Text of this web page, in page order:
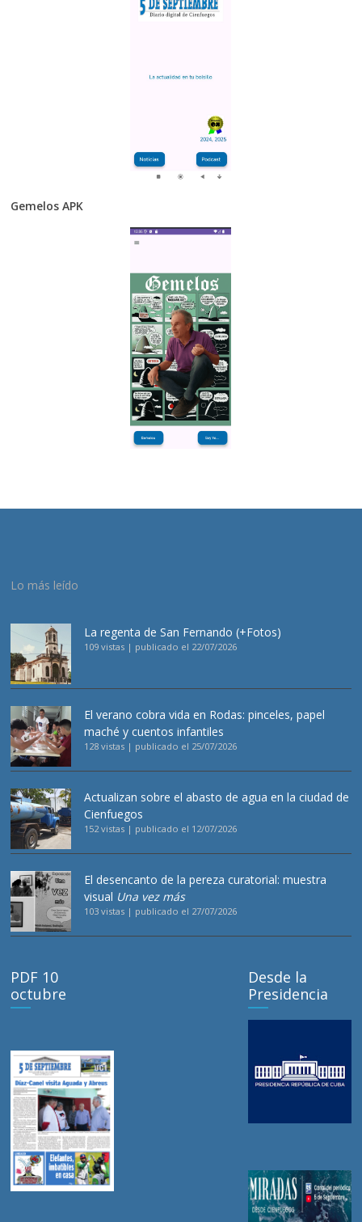
Gemelos APK
Lo más leído
La regenta de San Fernando (+Fotos)
109 vistas | publicado el 22/07/2026
El verano cobra vida en Rodas: pinceles, papel
maché y cuentos infantiles
128 vistas | publicado el 25/07/2026
Actualizan sobre el abasto de agua en la ciudad de
Cienfuegos
152 vistas | publicado el 12/07/2026
El desencanto de la pereza curatorial: muestra
visual Una vez más
103 vistas | publicado el 27/07/2026
PDF 10
octubre
Desde la
Presidencia